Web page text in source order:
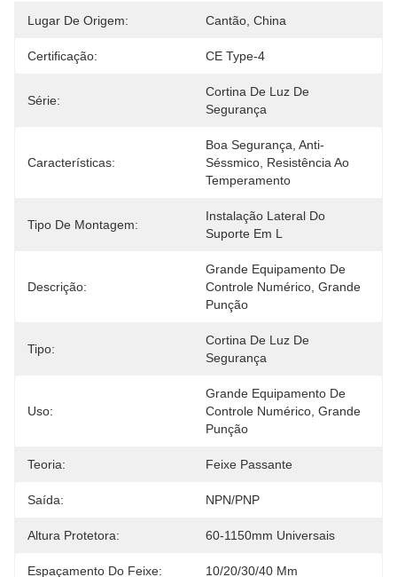
Lugar De Origem: Cantão, China
Certificação: CE Type-4
Série:
Cortina De Luz De
Segurança
Características:
Boa Segurança, Anti-
Séssmico, Resistência Ao
Temperamento
Tipo De Montagem:
Instalação Lateral Do
Suporte Em L
Descrição:
Grande Equipamento De
Controle Numérico, Grande
Punção
Tipo:
Cortina De Luz De
Segurança
Uso:
Grande Equipamento De
Controle Numérico, Grande
Punção
Teoria: Feixe Passante
Saída: NPN/PNP
Altura Protetora: 60-1150mm Universais
Espaçamento Do Feixe: 10/20/30/40 Mm